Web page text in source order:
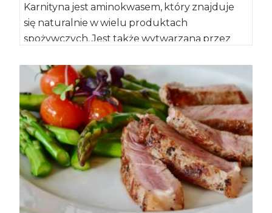
Karnityna jest aminokwasem, który znajduje
się naturalnie w wielu produktach
spożywczych. Jest także wytwarzana przez
karnityna […]